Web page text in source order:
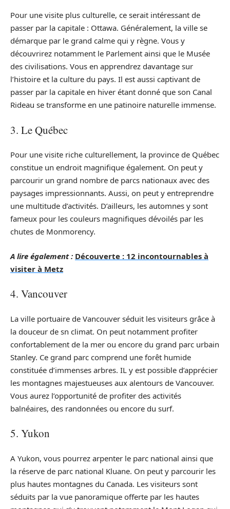
Pour une visite plus culturelle, ce serait intéressant de
passer par la capitale : Ottawa. Généralement, la ville se
démarque par le grand calme qui y règne. Vous y
découvrirez notamment le Parlement ainsi que le Musée
des civilisations. Vous en apprendrez davantage sur
l’histoire et la culture du pays. Il est aussi captivant de
passer par la capitale en hiver étant donné que son Canal
Rideau se transforme en une patinoire naturelle immense.
3. Le Québec
Pour une visite riche culturellement, la province de Québec
constitue un endroit magnifique également. On peut y
parcourir un grand nombre de parcs nationaux avec des
paysages impressionnants. Aussi, on peut y entreprendre
une multitude d’activités. D’ailleurs, les automnes y sont
fameux pour les couleurs magnifiques dévoilés par les
chutes de Monmorency.
A lire également : Découverte : 12 incontournables à
visiter à Metz
4. Vancouver
La ville portuaire de Vancouver séduit les visiteurs grâce à
la douceur de sn climat. On peut notamment profiter
confortablement de la mer ou encore du grand parc urbain
Stanley. Ce grand parc comprend une forêt humide
constituée d’immenses arbres. IL y est possible d’apprécier
les montagnes majestueuses aux alentours de Vancouver.
Vous aurez l’opportunité de profiter des activités
balnéaires, des randonnées ou encore du surf.
5. Yukon
A Yukon, vous pourrez arpenter le parc national ainsi que
la réserve de parc national Kluane. On peut y parcourir les
plus hautes montagnes du Canada. Les visiteurs sont
séduits par la vue panoramique offerte par les hautes